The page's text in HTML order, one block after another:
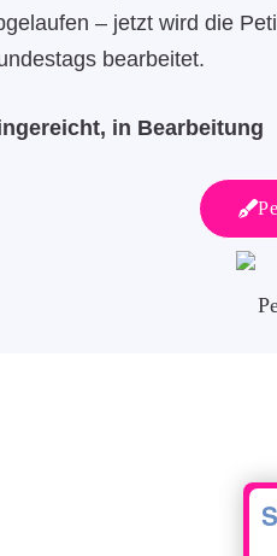
– jetzt wird die
bearbeitet.
in Bearbeitung